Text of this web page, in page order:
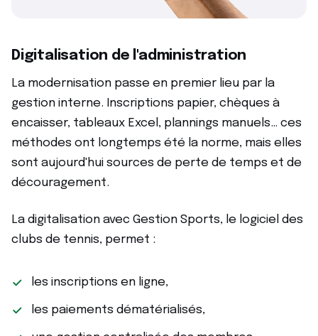
Digitalisation de l'administration
La modernisation passe en premier lieu par la
gestion interne. Inscriptions papier, chèques à
encaisser, tableaux Excel, plannings manuels… ces
méthodes ont longtemps été la norme, mais elles
sont aujourd'hui sources de perte de temps et de
découragement.
La digitalisation avec Gestion Sports, le logiciel des
clubs de tennis, permet :
les inscriptions en ligne,
les paiements dématérialisés,